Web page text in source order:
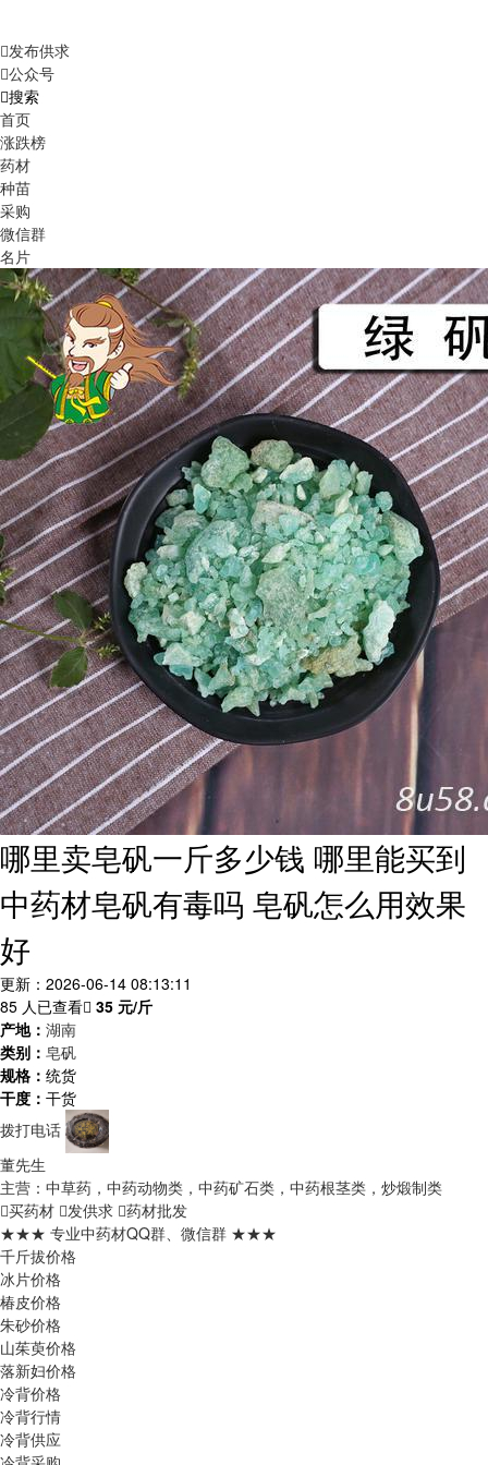
发布供求
公众号
搜索
首页
涨跌榜
药材
种苗
采购
微信群
名片
哪里卖皂矾一斤多少钱 哪里能买到
中药材皂矾有毒吗 皂矾怎么用效果
好
更新：2026-06-14 08:13:11
85 人已查看 35 元/斤
产地： 湖南
类别： 皂矾
规格： 统货
干度： 干货
拨打电话
董先生
主营：中草药，中药动物类，中药矿石类，中药根茎类，炒煅制类
买药材 发供求 药材批发
★★★ 专业中药材QQ群、微信群 ★★★
千斤拔价格
冰片价格
椿皮价格
朱砂价格
山茱萸价格
落新妇价格
冷背价格
冷背行情
冷背供应